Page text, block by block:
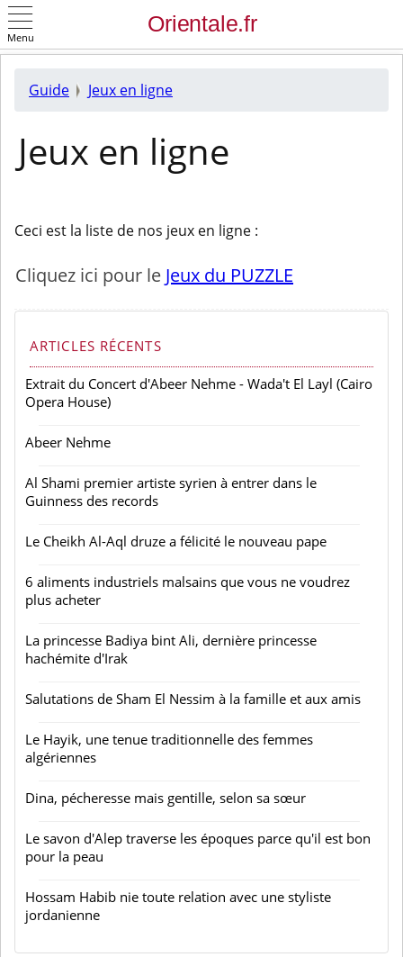
Menu
Guide Jeux en ligne
Jeux en ligne
Ceci est la liste de nos jeux en ligne :
Cliquez ici pour le Jeux du PUZZLE
ARTICLES RÉCENTS
Extrait du Concert d'Abeer Nehme - Wada't El Layl (Cairo
Opera House)
Abeer Nehme
Al Shami premier artiste syrien à entrer dans le
Guinness des records
Le Cheikh Al-Aql druze a félicité le nouveau pape
6 aliments industriels malsains que vous ne voudrez
plus acheter
La princesse Badiya bint Ali, dernière princesse
hachémite d'Irak
Salutations de Sham El Nessim à la famille et aux amis
Le Hayik, une tenue traditionnelle des femmes
algériennes
Dina, pécheresse mais gentille, selon sa sœur
Le savon d'Alep traverse les époques parce qu'il est bon
pour la peau
Hossam Habib nie toute relation avec une styliste
jordanienne